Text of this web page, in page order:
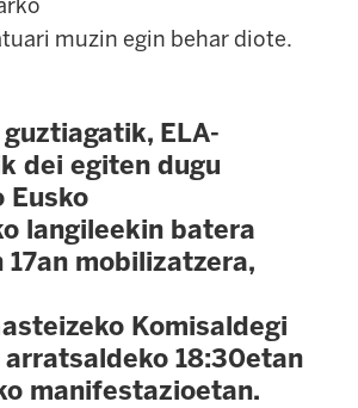
muzin egin behar diote.
ELA-
dei egiten dugu
Eusko
langileekin batera
17an mobilizatzera,
Komisaldegi
18:30etan
manifestazioetan.